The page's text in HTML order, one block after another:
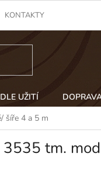
KONTAKTY
UŽITÍ
šíře 4 a 5 m
tm.